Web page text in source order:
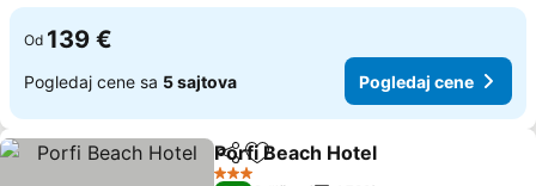
Od 139 €
Pogledaj cene sa 5 sajtova Pogledaj cene
Deli Dodati u favorite
Porfi Beach Hotel
3 Zvezdice